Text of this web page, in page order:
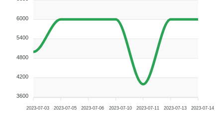
6000
5400
4800
4200
3600
2023-07-03 2023-07-05 2023-07-06 2023-07-10 2023-07-11 2023-07-13 2023-07-14